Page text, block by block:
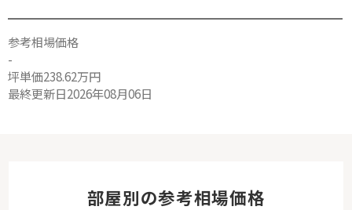
参考相場価格
-
坪単価238.62万円
最終更新日2026年08月06日
部屋別の参考相場価格